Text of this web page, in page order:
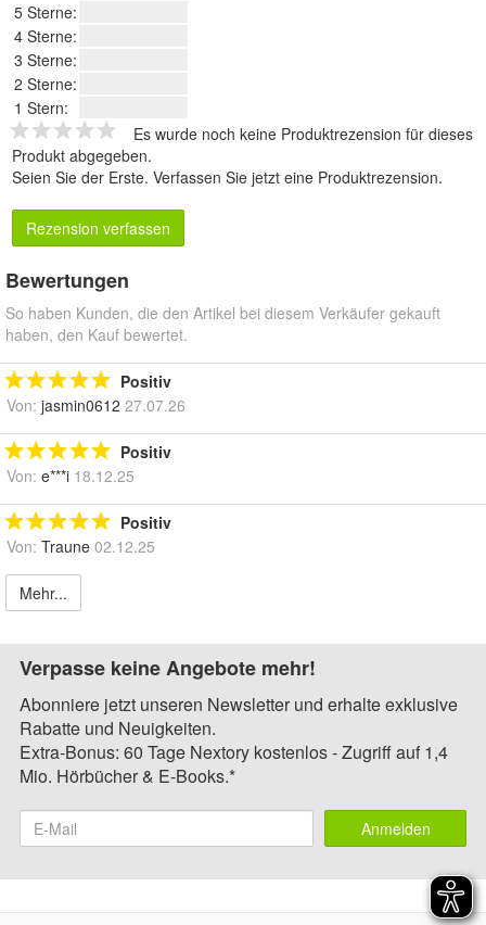
5 Sterne:
4 Sterne:
3 Sterne:
2 Sterne:
1 Stern:
Es wurde noch keine Produktrezension für dieses
Produkt abgegeben.
Seien Sie der Erste. Verfassen Sie jetzt eine Produktrezension.
Rezension verfassen
Bewertungen
So haben Kunden, die den Artikel bei diesem Verkäufer gekauft
haben, den Kauf bewertet.
Positiv
Von: jasmin0612 27.07.26
Positiv
Von: e***i 18.12.25
Positiv
Von: Traune 02.12.25
Mehr...
Verpasse keine Angebote mehr!
Abonniere jetzt unseren Newsletter und erhalte exklusive
Rabatte und Neuigkeiten.
Extra-Bonus: 60 Tage Nextory kostenlos - Zugriff auf 1,4
Mio. Hörbücher & E-Books.*
Anmelden